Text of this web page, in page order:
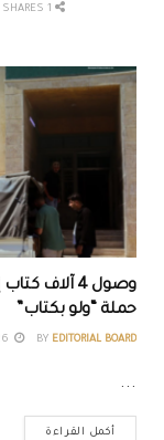
وصول 4 آلاف
حملة “ولو بكتاب”
BY EDITORIAL BOARD
...
أكمل القراءة